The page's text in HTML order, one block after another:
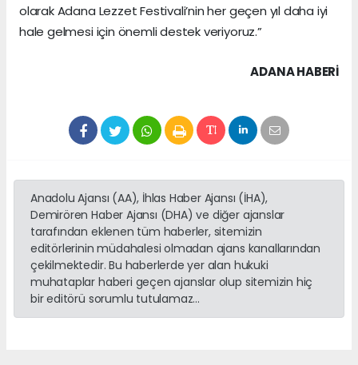
olarak Adana Lezzet Festivali’nin her geçen yıl daha iyi
hale gelmesi için önemli destek veriyoruz.”
ADANA HABERİ
Anadolu Ajansı (AA), İhlas Haber Ajansı (İHA),
Demirören Haber Ajansı (DHA) ve diğer ajanslar
tarafından eklenen tüm haberler, sitemizin
editörlerinin müdahalesi olmadan ajans kanallarından
çekilmektedir. Bu haberlerde yer alan hukuki
muhataplar haberi geçen ajanslar olup sitemizin hiç
bir editörü sorumlu tutulamaz...